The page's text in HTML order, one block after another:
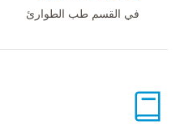
في القسم طب الطوارئ